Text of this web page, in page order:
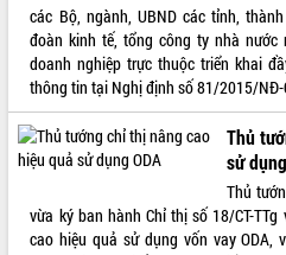
Lễ truy điệu và an táng hài cốt liệt sĩ
tại Nghĩa trang Liệt sĩ xã Sơn Hòa
Bàn giải pháp tháo gỡ khó khăn trong
xuất khẩu sầu riêng và triển khai quy
định EUDR
Thứ trưởng Bộ Nông nghiệp và Môi
trường Nguyễn Hoàng Hiệp khảo sát
vùng trồng và doanh nghiệp đóng gói
sầu riêng tại Đắk Lắk
Trình diễn nghệ thuật chế biến các
các Bộ, ngành, UBND các tỉnh,
đoàn kinh tế, tổng công ty nhà
doanh nghiệp trực thuộc triển khai
thông tin tại Nghị định số 81/2015/
Thủ
sử
Thủ
vừa ký ban hành Chỉ thị số 18/CT-
cao hiệu quả sử dụng vốn vay